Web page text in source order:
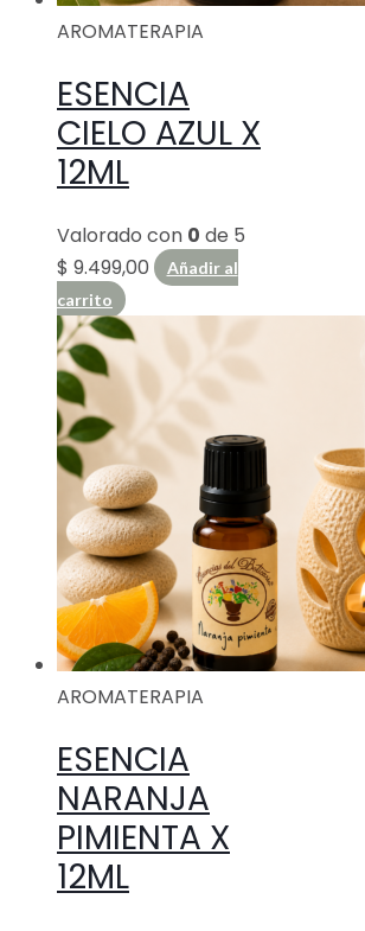
AROMATERAPIA
ESENCIA
CIELO AZUL X
12ML
Valorado con 0 de 5
$ 9.499,00
Añadir al
carrito
AROMATERAPIA
ESENCIA
NARANJA
PIMIENTA X
12ML